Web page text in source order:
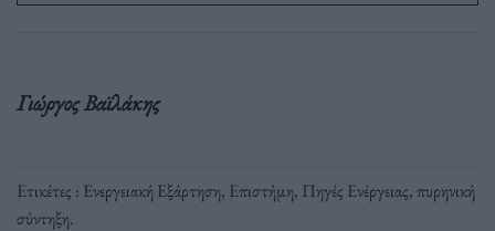
Γιώργος Βαϊλάκης
Ετικέτες : Ενεργειακή Εξάρτηση, Επιστήμη, Πηγές Ενέργειας,πυρηνική
σύντηξη.